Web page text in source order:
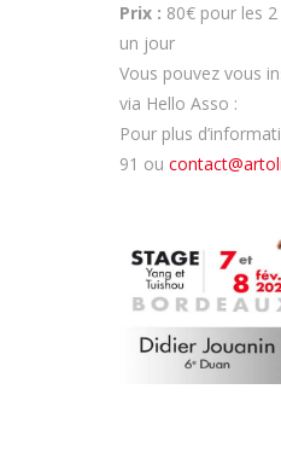
Prix : 80€ pour les
un jour
Vous pouvez vous
via Hello Asso :
Pour plus
91 ou